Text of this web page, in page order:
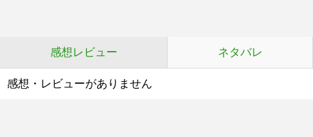
感想レビュー ネタバレ
感想・レビューがありません